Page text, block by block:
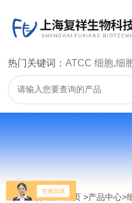
热门关键词：ATCC 细胞,细胞系,细胞株,肿瘤细胞,细
当前位置：首页>产品中心>